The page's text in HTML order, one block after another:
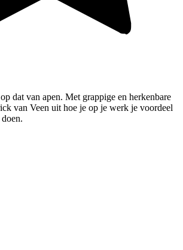
dat van apen. Met grappige en herkenbare
van Veen uit hoe je op je werk je voordeel